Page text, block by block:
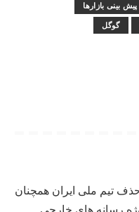
پیش بینی بازارها
گوگل